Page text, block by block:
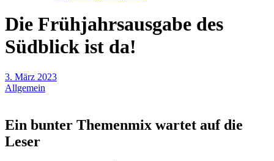
Die Frühjahrsausgabe des
Südblick ist da!
3. März 2023
Allgemein
Ein bunter Themenmix wartet auf die
Leser